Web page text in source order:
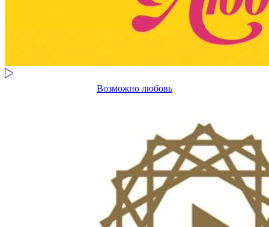
Возможно любовь